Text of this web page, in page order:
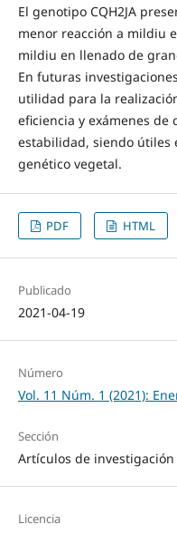
El genotipo CQH2JA
menor reacción a mildiu
mildiu en llenado de
En futuras
utilidad para la
eficiencia y exámenes
estabilidad, siendo útiles
genético vegetal.
PDF HTML
Publicado
2021-04-19
Número
Vol. 11 Núm. 1 (2021):
Sección
Artículos de investigación
Licencia